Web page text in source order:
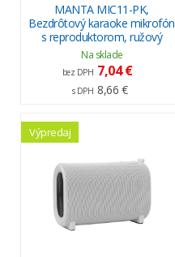
MANTA MIC11-PK,
Bezdrôtový karaoke mikrofón
s reproduktorom, ružový
Na sklade
bez DPH 7,04 €
s DPH 8,66 €
Výpredaj